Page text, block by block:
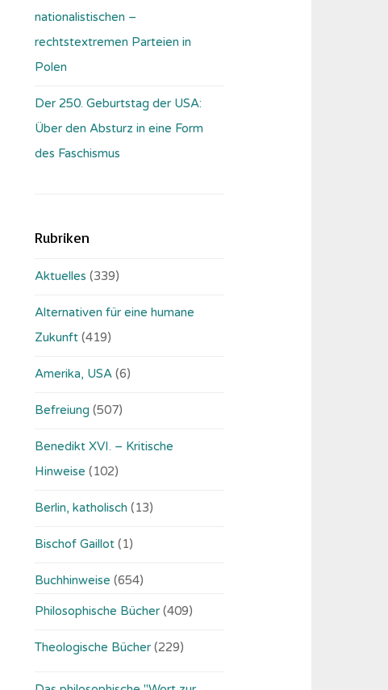
nationalistischen –
rechtstextremen Parteien in
Polen
Der 250. Geburtstag der USA:
Über den Absturz in eine Form
des Faschismus
Rubriken
Aktuelles (339)
Alternativen für eine humane
Zukunft (419)
Amerika, USA (6)
Befreiung (507)
Benedikt XVI. – Kritische
Hinweise (102)
Berlin, katholisch (13)
Bischof Gaillot (1)
Buchhinweise (654)
Philosophische Bücher (409)
Theologische Bücher (229)